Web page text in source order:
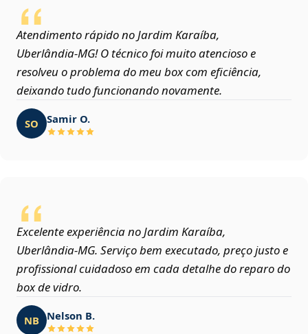
Atendimento rápido no Jardim Karaíba,
Uberlândia‑MG! O técnico foi muito atencioso e
resolveu o problema do meu box com eficiência,
deixando tudo funcionando novamente.
SO Samir O.
Excelente experiência no Jardim Karaíba,
Uberlândia‑MG. Serviço bem executado, preço justo e
profissional cuidadoso em cada detalhe do reparo do
box de vidro.
NB Nelson B.